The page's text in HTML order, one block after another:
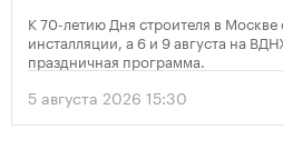
К 70-летию Дня строителя в
инсталляции, а 6 и 9 августа на
праздничная программа.
5 августа 2026 15:30